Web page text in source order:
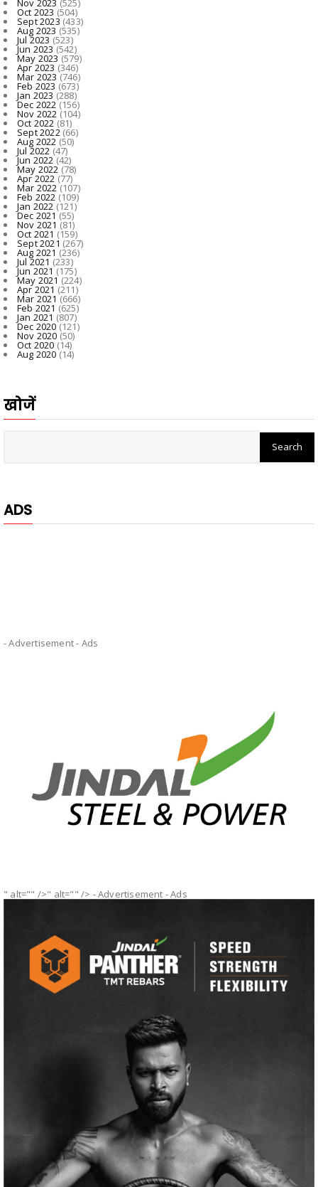
Nov 2023 (525)
Oct 2023 (504)
Sept 2023 (433)
Aug 2023 (535)
Jul 2023 (523)
Jun 2023(542)
May 2023(579)
Apr 2023 (346)
Mar 2023 (746)
Feb 2023 (673)
Jan 2023 (288)
Dec 2022(156)
Nov 2022 (104)
Oct 2022 (81)
Sept 2022(66)
Aug 2022 (50)
Jul 2022 (47)
Jun 2022(42)
May 2022(78)
Apr 2022 (77)
Mar 2022(107)
Feb 2022 (109)
Jan 2022 (121)
Dec 2021 (55)
Nov 2021 (81)
Oct 2021 (159)
Sept 2021 (267)
Aug 2021 (236)
Jul 2021 (233)
Jun 2021(175)
May 2021(224)
Apr 2021 (211)
Mar 2021 (666)
Feb 2021 (625)
Jan 2021 (807)
Dec 2020(121)
Nov 2020 (50)
Oct 2020 (14)
Aug 2020(14)
खोजें
ADS
- Advertisement - Ads
" alt="" />" alt="" /> - Advertisement -Ads